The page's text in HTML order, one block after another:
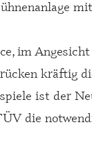
im
kräftig
ist der
die